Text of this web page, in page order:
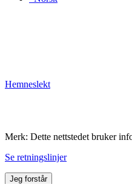
Hemneslekt
Merk: Dette nettstedet bruker
Se retningslinjer
Jeg forstår